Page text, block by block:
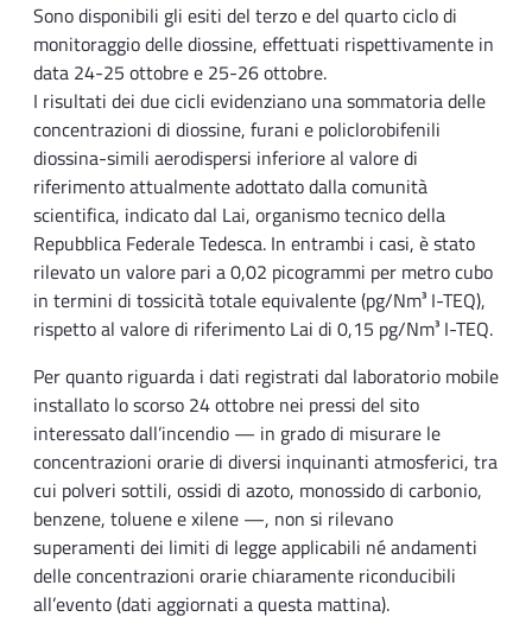
Sono disponibili gli esiti del terzo e del quarto ciclo di
monitoraggio delle diossine, effettuati rispettivamente in
data 24-25 ottobre e 25-26 ottobre.
I risultati dei due cicli evidenziano una sommatoria delle
concentrazioni di diossine, furani e policlorobifenili
diossina-simili aerodispersi inferiore al valore di
riferimento attualmente adottato dalla comunità
scientifica, indicato dal Lai, organismo tecnico della
Repubblica Federale Tedesca. In entrambi i casi, è stato
rilevato un valore pari a 0,02 picogrammi per metro cubo
in termini di tossicità totale equivalente (pg/Nm³ I-TEQ),
rispetto al valore di riferimento Lai di 0,15 pg/Nm³ I-TEQ.
Per quanto riguarda i dati registrati dal laboratorio mobile
installato lo scorso 24 ottobre nei pressi del sito
interessato dall’incendio — in grado di misurare le
concentrazioni orarie di diversi inquinanti atmosferici, tra
cui polveri sottili, ossidi di azoto, monossido di carbonio,
benzene, toluene e xilene —, non si rilevano
superamenti dei limiti di legge applicabili né andamenti
delle concentrazioni orarie chiaramente riconducibili
all’evento (dati aggiornati a questa mattina).